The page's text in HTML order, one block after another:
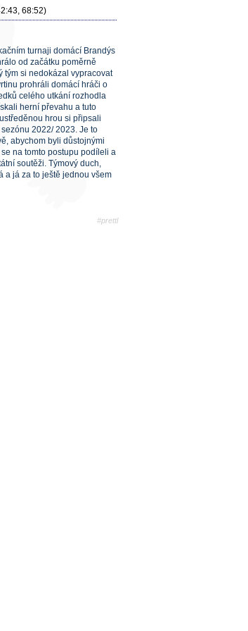
68:52)
turnaji domácí Brandýs
od začátku poměrně
tým si nedokázal vypracovat
prohráli domácí hráči o
celého utkání rozhodla
herní převahu a tuto
hrou si připsali
2022/ 2023. Je to
abychom byli důstojnými
na tomto postupu podíleli a
soutěži. Týmový duch,
a já za to ještě jednou všem
#prettl